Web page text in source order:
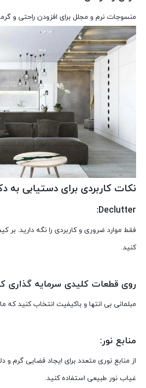
منسوجات نرم و مجلل برای افزودن راحتی و
نکات کاربردی برای دستیابی به
Declutter:
فقط موارد ضروری و کاربردی را نگه دارید. بر
کنید.
روی قطعات کلیدی سرمایه گذاری
مبلمانی بی انتها و باکیفیت انتخاب کنید که
منابع نور:
از منابع نوری متعدد برای ایجاد فضایی گرم و
غیاب نور طبیعی استفاده کنید.